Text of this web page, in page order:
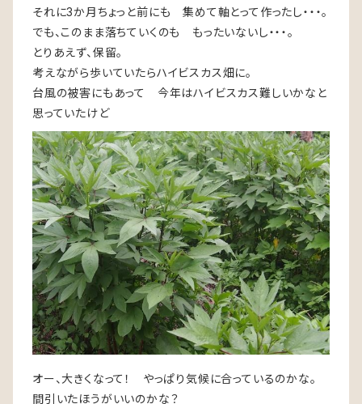
それに3か月ちょっと前にも 集めて軸とって作ったし・・・。
でも、このまま落ちていくのも もったいないし・・・。
とりあえず、保留。
考えながら歩いていたらハイビスカス畑に。
台風の被害にもあって 今年はハイビスカス難しいかなと
思っていたけど
オー、大きくなって！ やっぱり気候に合っているのかな。
間引いたほうがいいのかな？